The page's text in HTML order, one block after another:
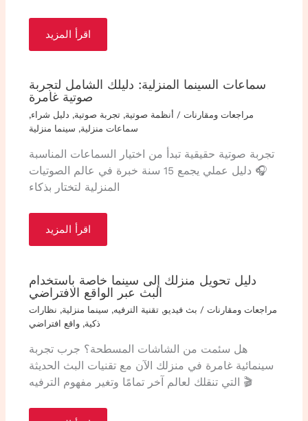
اقرأ المزيد
سماعات السينما المنزلية: دليلك الشامل لتجربة
صوتية غامرة
مراجعات ومقارنات / أنظمة صوتية,تجربة صوتية, دليل شراء,
سماعات منزلية, سينما منزلية
تجربة صوتية حقيقية تبدأ من اختيار السماعات المناسبة
🎧 دليل عملي يجمع 15 سنة خبرة في عالم الصوتيات
المنزلية لتختار بذكاء
اقرأ المزيد
دليل تحويل منزلك إلى سينما خاصة باستخدام
البث عبر الواقع الافتراضي
مراجعات ومقارنات / بث فيديو,تقنية الترفيه, سينما منزلية, نظارات
ذكية,واقع افتراضي
هل سئمت من الشاشات المسطحة؟ جرب تجربة
سينمائية غامرة في منزلك الآن مع تقنيات البث الحديثة
التي تنقلك لعالم آخر تمامًا وتغير مفهوم الترفيه 🎬